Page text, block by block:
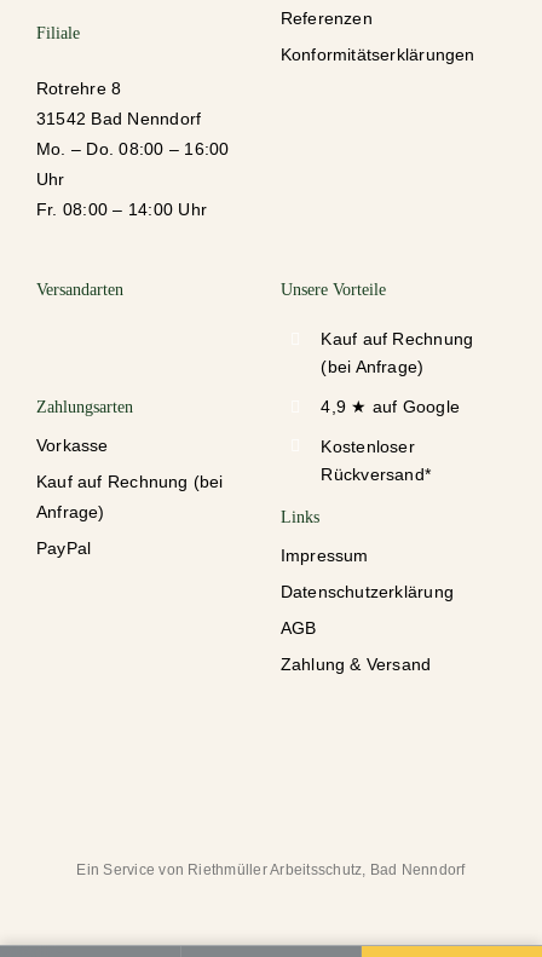
Filiale
Rotrehre 8
31542 Bad Nenndorf
Mo. – Do. 08:00 – 16:00
Uhr
Fr. 08:00 – 14:00 Uhr
Referenzen
Konformitätserklärungen
Versandarten
Zahlungsarten
Vorkasse
Kauf auf Rechnung (bei
Anfrage)
PayPal
Unsere Vorteile
Kauf auf Rechnung
(bei Anfrage)
4,9 ★ auf Google
Kostenloser
Rückversand*
Links
Impressum
Datenschutzerklärung
AGB
Zahlung & Versand
Ein Service von Riethmüller Arbeitsschutz, Bad Nenndorf